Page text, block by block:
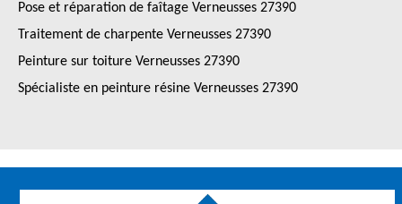
Pose et réparation de faîtage Verneusses 27390
Traitement de charpente Verneusses 27390
Peinture sur toiture Verneusses 27390
Spécialiste en peinture résine Verneusses 27390